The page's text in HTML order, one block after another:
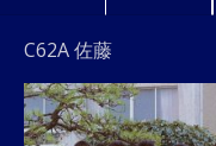
C62A 佐藤